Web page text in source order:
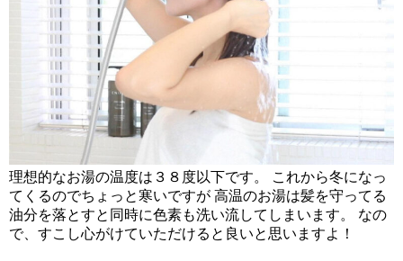
理想的なお湯の温度は３８度以下です。 これから冬になっ
てくるのでちょっと寒いですが 高温のお湯は髪を守ってる
油分を落とすと同時に色素も洗い流してしまいます。 なの
で、すこし心がけていただけると良いと思いますよ！